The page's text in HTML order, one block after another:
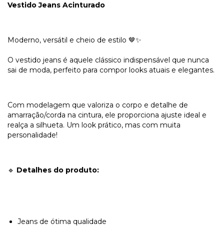
Vestido Jeans Acinturado
Moderno, versátil e cheio de estilo 🤎✨
O vestido jeans é aquele clássico indispensável que nunca
sai de moda, perfeito para compor looks atuais e elegantes.
Com modelagem que valoriza o corpo e detalhe de
amarração/corda na cintura, ele proporciona ajuste ideal e
realça a silhueta. Um look prático, mas com muita
personalidade!
🔹 Detalhes do produto:
Jeans de ótima qualidade